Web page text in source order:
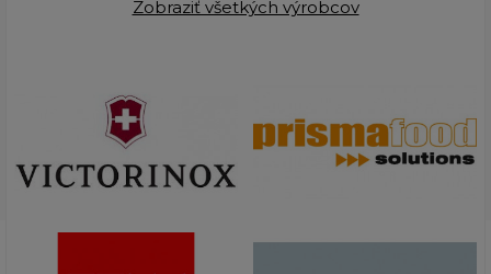
Zobraziť všetkých výrobcov